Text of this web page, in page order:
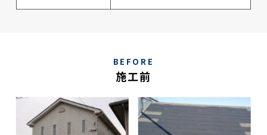
BEFORE
施工前